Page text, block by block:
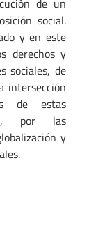
social.
y en este
derechos y
sociales, de
intersección
de estas
por las
y